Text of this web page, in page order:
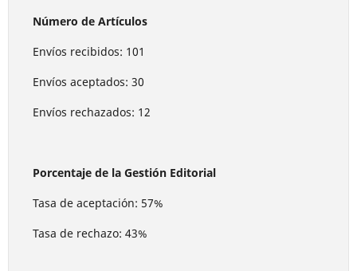
Número de Artículos
Envíos recibidos: 101
Envíos aceptados: 30
Envíos rechazados: 12
Porcentaje de la Gestión Editorial
Tasa de aceptación: 57%
Tasa de rechazo: 43%